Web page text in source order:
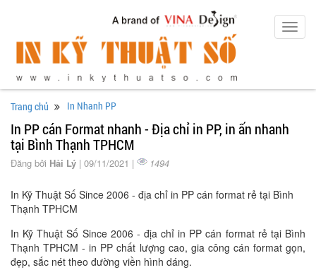
Trang chủ In Nhanh PP
In PP cán Format nhanh - Địa chỉ in PP, in ấn nhanh
tại Bình Thạnh TPHCM
Đăng bởi Hải Lý | 09/11/2021 | 1494
In Kỹ Thuật Số Since 2006 - địa chỉ in PP cán format rẻ tại Bình
Thạnh TPHCM
In Kỹ Thuật Số Since 2006 - địa chỉ in PP cán format rẻ tại Bình
Thạnh TPHCM - in PP chất lượng cao, gia công cán format gọn,
đẹp, sắc nét theo đường viền hình dáng.